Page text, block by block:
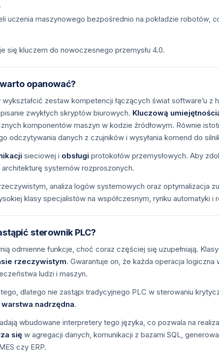
uczenia maszynowego bezpośrednio na pokładzie robotów,
się kluczem do nowoczesnego przemysłu 4.0.
opanować?
zestaw kompetencji łączących świat software’u z
zwykłych skryptów biurowych. Kluczową
komponentów maszyn w kodzie źródłowym. Równie
odczytywania danych z czujników i wysyłania komend do
sieciowej i obsługi protokołów przemysłowych. Aby
systemów rozproszonych.
analiza logów systemowych oraz optymalizacja
klasy specjalistów na współczesnym, rynku automatyki i
sterownik PLC?
odmienne funkcje, choć coraz częściej się uzupełniają.
rzeczywistym. Gwarantuje on, że każda operacja logiczna
ludzi i maszyn.
dlatego nie zastąpi tradycyjnego PLC w sterowaniu
warstwa nadrzędna.
wbudowane interpretery tego języka, co pozwala na
się w agregacji danych, komunikacji z bazami SQL,
czy ERP.